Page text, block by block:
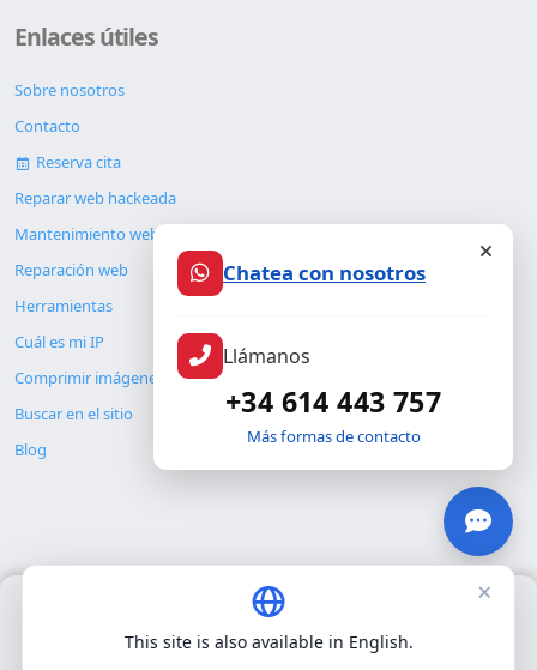
Enlaces útiles
Sobre nosotros
Contacto
Reserva cita
Reparar web hackeada
Mantenimiento web
Reparación web
Herramientas
Cuál es mi IP
Comprimir imágenes
Buscar en el sitio
Blog
© Copyright 2026. ALMC SECURITY S.L.U.
Usamos únicamente cookies propias para el funcionamiento
Chatea con nosotros
Llámanos
+34 614 443 757
Más formas de contacto
×
This site is also available in English.